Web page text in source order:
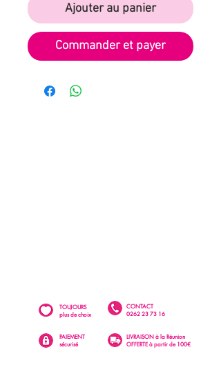
Ajouter au panier
Commander et payer
CONTACT
0262 23 73 16
TOUJOURS
plus de choix
PAIEMENT
sécurisé
LIVRAISON à la Réunion
OFFERTE à partir de 100€